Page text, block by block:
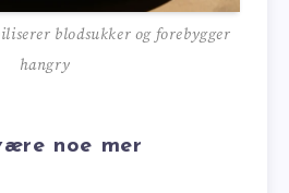
blodsukker og forebygger
hangry
noe mer